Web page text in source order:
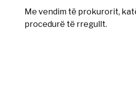
Me vendim të prokurorit,
procedurë të rregullt.